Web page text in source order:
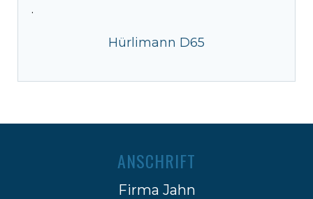
·
Hürlimann D65
ANSCHRIFT
Firma Jahn